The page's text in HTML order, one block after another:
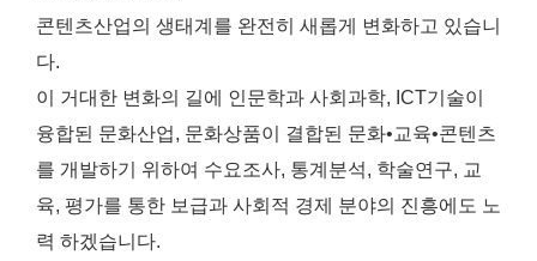
콘텐츠산업의 생태계를 완전히 새롭게 변화하고 있습니
다.
이 거대한 변화의 길에 인문학과 사회과학, ICT기술이
융합된 문화산업, 문화상품이 결합된 문화•교육•콘텐츠
를 개발하기 위하여 수요조사, 통계분석, 학술연구, 교
육, 평가를 통한 보급과 사회적 경제 분야의 진흥에도 노
력 하겠습니다.